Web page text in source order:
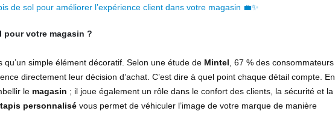
de sol pour améliorer l’expérience client dans votre magasin 💼✨
votre magasin ?
qu’un simple élément décoratif. Selon une étude de Mintel , 67 % des consommateurs
directement leur décision d’achat. C’est dire à quel point chaque détail compte. En
le magasin ; il joue également un rôle dans le confort des clients, la sécurité et la
tapis personnalisé vous permet de véhiculer l’image de votre marque de manière